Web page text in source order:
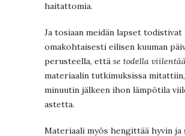
haitattomia.
Ja tosiaan meidän lapset todistivat
omakohtaisesti eilisen kuuman
perusteella, että se todella
materiaalin tutkimuksissa
minuutin jälkeen ihon lämpötila
astetta.
Materiaali myös hengittää hyvin ja